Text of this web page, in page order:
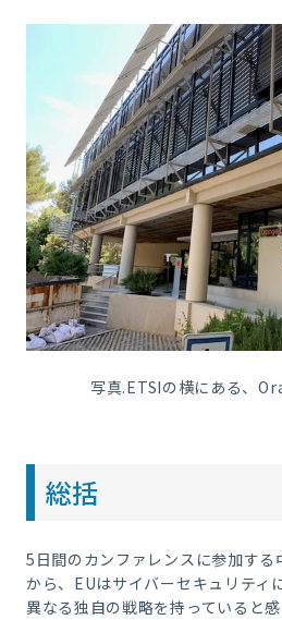
写真.ETSIの横にある、
総括
5日間のカンファレンスに参加す
から、EUはサイバーセキュリティ
異なる独自の戦略を持っていると感